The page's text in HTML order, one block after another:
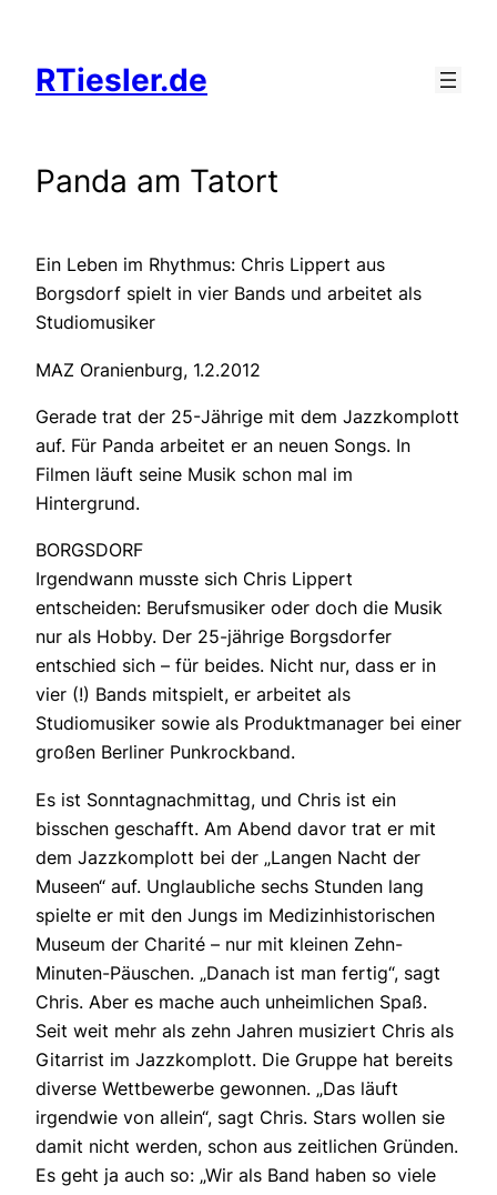
springen
RTiesler.de
Panda am Tatort
Ein Leben im Rhythmus: Chris Lippert aus
Borgsdorf spielt in vier Bands und arbeitet als
Studiomusiker
MAZ Oranienburg, 1.2.2012
Gerade trat der 25-Jährige mit dem Jazzkomplott
auf. Für Panda arbeitet er an neuen Songs. In
Filmen läuft seine Musik schon mal im
Hintergrund.
BORGSDORF
Irgendwann musste sich Chris Lippert
entscheiden: Berufsmusiker oder doch die Musik
nur als Hobby. Der 25-jährige Borgsdorfer
entschied sich – für beides. Nicht nur, dass er in
vier (!) Bands mitspielt, er arbeitet als
Studiomusiker sowie als Produktmanager bei einer
großen Berliner Punkrockband.
Es ist Sonntagnachmittag, und Chris ist ein
bisschen geschafft. Am Abend davor trat er mit
dem Jazzkomplott bei der „Langen Nacht der
Museen“ auf. Unglaubliche sechs Stunden lang
spielte er mit den Jungs im Medizinhistorischen
Museum der Charité – nur mit kleinen Zehn-
Minuten-Päuschen. „Danach ist man fertig“, sagt
Chris. Aber es mache auch unheimlichen Spaß.
Seit weit mehr als zehn Jahren musiziert Chris als
Gitarrist im Jazzkomplott. Die Gruppe hat bereits
diverse Wettbewerbe gewonnen. „Das läuft
irgendwie von allein“, sagt Chris. Stars wollen sie
damit nicht werden, schon aus zeitlichen Gründen.
Es geht ja auch so: „Wir als Band haben so viele